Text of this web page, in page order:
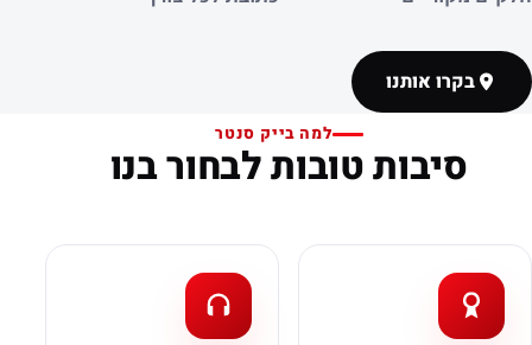
בקרו אותנו
למה בייק סנטר
סיבות טובות לבחור בנו